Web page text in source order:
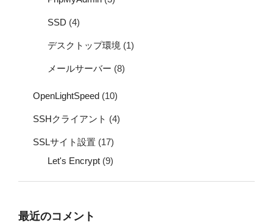
SSD (4)
デスクトップ環境 (1)
メールサーバー (8)
OpenLightSpeed (10)
SSHクライアント (4)
SSLサイト設置 (17)
Let's Encrypt (9)
最近のコメント